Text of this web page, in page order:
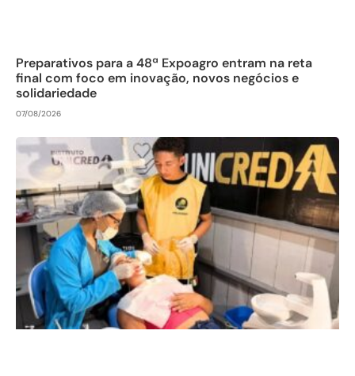
Preparativos para a 48ª Expoagro entram na reta
final com foco em inovação, novos negócios e
solidariedade
07/08/2026